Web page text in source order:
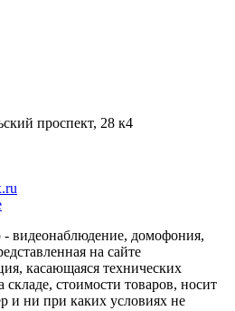
проспект, 28 к4
видеонаблюдение, домофония,
на сайте
касающаяся технических
складе, стоимости товаров, носит
и ни при каких условиях не